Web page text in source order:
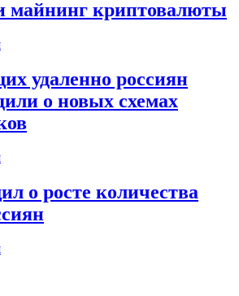
майнинг криптовалюты
удаленно россиян
о новых схемах
о росте количества